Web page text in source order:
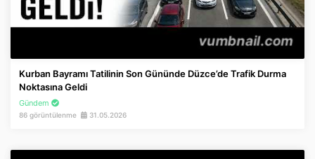
Kurban Bayramı Tatilinin Son Gününde Düzce’de Trafik Durma
Noktasına Geldi
Gündem
86 görüntülenme 31.05.2026